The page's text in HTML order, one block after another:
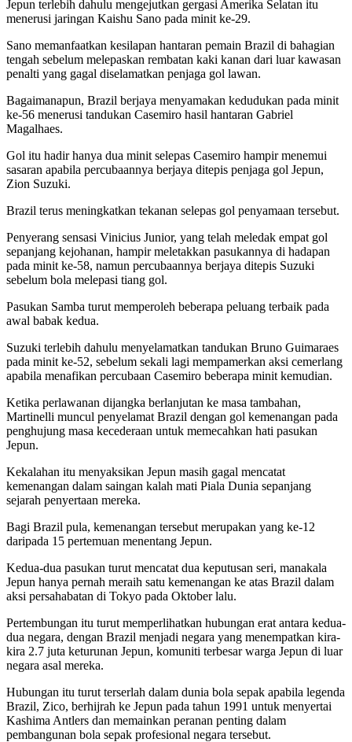
Jepun terlebih dahulu mengejutkan gergasi Amerika Selatan itu
menerusi jaringan Kaishu Sano pada minit ke-29.
Sano memanfaatkan kesilapan hantaran pemain Brazil di bahagian
tengah sebelum melepaskan rembatan kaki kanan dari luar kawasan
penalti yang gagal diselamatkan penjaga gol lawan.
Bagaimanapun, Brazil berjaya menyamakan kedudukan pada minit
ke-56 menerusi tandukan Casemiro hasil hantaran Gabriel
Magalhaes.
Gol itu hadir hanya dua minit selepas Casemiro hampir menemui
sasaran apabila percubaannya berjaya ditepis penjaga gol Jepun,
Zion Suzuki.
Brazil terus meningkatkan tekanan selepas gol penyamaan tersebut.
Penyerang sensasi Vinicius Junior, yang telah meledak empat gol
sepanjang kejohanan, hampir meletakkan pasukannya di hadapan
pada minit ke-58, namun percubaannya berjaya ditepis Suzuki
sebelum bola melepasi tiang gol.
Pasukan Samba turut memperoleh beberapa peluang terbaik pada
awal babak kedua.
Suzuki terlebih dahulu menyelamatkan tandukan Bruno Guimaraes
pada minit ke-52, sebelum sekali lagi mempamerkan aksi cemerlang
apabila menafikan percubaan Casemiro beberapa minit kemudian.
Ketika perlawanan dijangka berlanjutan ke masa tambahan,
Martinelli muncul penyelamat Brazil dengan gol kemenangan pada
penghujung masa kecederaan untuk memecahkan hati pasukan
Jepun.
Kekalahan itu menyaksikan Jepun masih gagal mencatat
kemenangan dalam saingan kalah mati Piala Dunia sepanjang
sejarah penyertaan mereka.
Bagi Brazil pula, kemenangan tersebut merupakan yang ke-12
daripada 15 pertemuan menentang Jepun.
Kedua-dua pasukan turut mencatat dua keputusan seri, manakala
Jepun hanya pernah meraih satu kemenangan ke atas Brazil dalam
aksi persahabatan di Tokyo pada Oktober lalu.
Pertembungan itu turut memperlihatkan hubungan erat antara kedua-
dua negara, dengan Brazil menjadi negara yang menempatkan kira-
kira 2.7 juta keturunan Jepun, komuniti terbesar warga Jepun di luar
negara asal mereka.
Hubungan itu turut terserlah dalam dunia bola sepak apabila legenda
Brazil, Zico, berhijrah ke Jepun pada tahun 1991 untuk menyertai
Kashima Antlers dan memainkan peranan penting dalam
pembangunan bola sepak profesional negara tersebut.